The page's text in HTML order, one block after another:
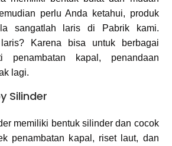
perlu Anda ketahui, produk
sangatlah laris di Pabrik kami.
Karena bisa untuk berbagai
penambatan kapal, penandaan
lagi.
Silinder
memiliki bentuk silinder dan cocok
penambatan kapal, riset laut, dan